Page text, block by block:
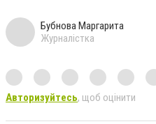
Бубнова Маргарита
Журналістка
Авторизуйтесь, щоб оцінити